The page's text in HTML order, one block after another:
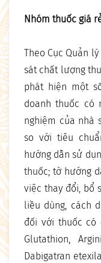
Nhóm thuốc giá
Theo Cục Quản
sát chất lượng
phát hiện một
doanh thuốc có
nghiệm của nhà
so với tiêu
hướng dẫn sử
thuốc; tờ hướng
việc thay đổi, bổ
liều dùng, cách
đối với thuốc có
Glutathion,
Dabigatran